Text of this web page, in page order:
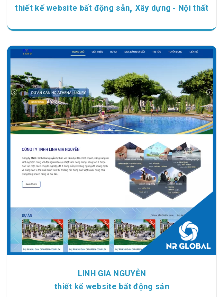
thiết kế website bất động sản, Xây dựng - Nội thất
Chi tiết Xem giao diện
LINH GIA NGUYỄN
thiết kế website bất động sản